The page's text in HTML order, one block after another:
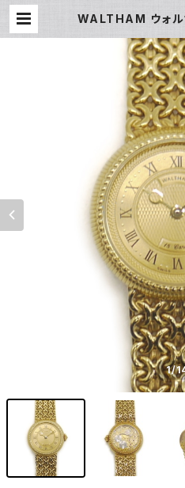
WALTHAM ウォル
チ ダイヤモンド
大和屋質店
1/